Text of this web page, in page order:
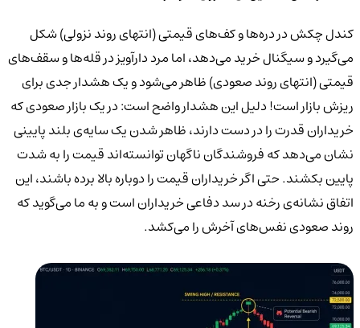
کندل چکش در دره‌ها و کف‌های قیمتی (انتهای روند نزولی) شکل
می‌گیرد و سیگنال خرید می‌دهد، اما مرد دارآویز در قله‌ها و سقف‌های
قیمتی (انتهای روند صعودی) ظاهر می‌شود و یک هشدار جدی برای
ریزش بازار است! دلیل این هشدار واضح است: در یک بازار صعودی که
خریداران قدرت را در دست دارند، ظاهر شدن یک سایه‌ی بلند پایینی
نشان می‌دهد که فروشندگان ناگهان توانسته‌اند قیمت را به شدت
پایین بکشند. حتی اگر خریداران قیمت را دوباره بالا برده باشند، این
اتفاق نشانه‌ی رخنه در سد دفاعی خریداران است و به ما می‌گوید که
روند صعودی نفس‌های آخرش را می‌کشد.